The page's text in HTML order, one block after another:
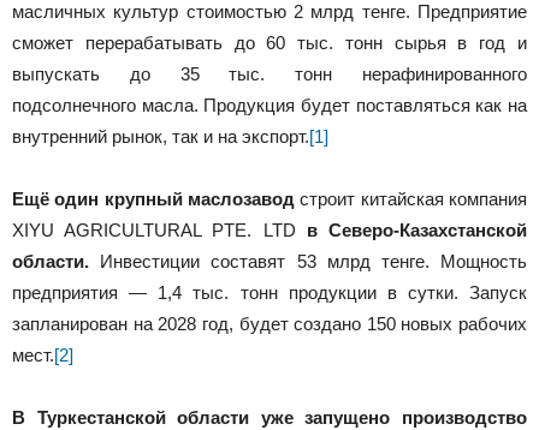
масличных культур стоимостью 2 млрд тенге. Предприятие
сможет перерабатывать до 60 тыс. тонн сырья в год и
выпускать до 35 тыс. тонн нерафинированного
подсолнечного масла. Продукция будет поставляться как на
внутренний рынок, так и на экспорт.[1]
Ещё один крупный маслозавод строит китайская компания
XIYU AGRICULTURAL PTE. LTD в Северо-Казахстанской
области. Инвестиции составят 53 млрд тенге. Мощность
предприятия — 1,4 тыс. тонн продукции в сутки. Запуск
запланирован на 2028 год, будет создано 150 новых рабочих
мест.[2]
В Туркестанской области уже запущено производство